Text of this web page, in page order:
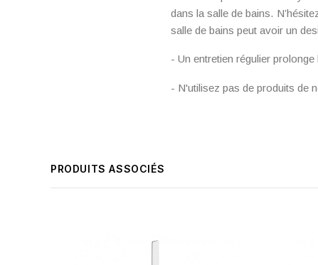
dans la salle de bains.
salle de bains peut avoir un
- Un entretien régulier
- N'utilisez pas de produits de
PRODUITS ASSOCIÉS